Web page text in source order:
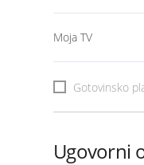
Moja TV
Gotovinsko
Ugovorni